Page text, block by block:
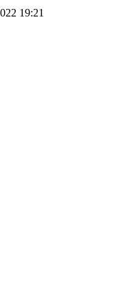
19:21